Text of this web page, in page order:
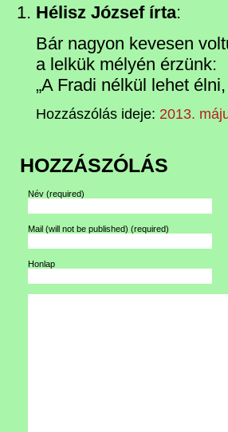
Hélisz József írta:
Bár nagyon kevesen
a lelkük mélyén érzünk:
„A Fradi nélkül lehet
Hozzászólás ideje: 2013.
HOZZÁSZÓLÁS
Név (required)
Mail (will not be published) (required)
Honlap